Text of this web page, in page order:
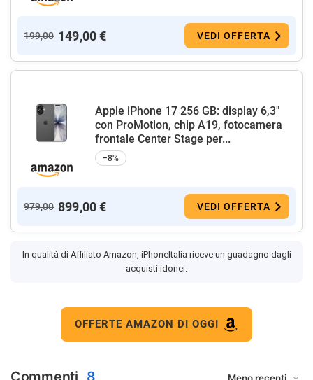
199,00 149,00 € VEDI OFFERTA
Apple iPhone 17 256 GB: display 6,3"
con ProMotion, chip A19, fotocamera
frontale Center Stage per...
−8%
979,00 899,00 € VEDI OFFERTA
In qualità di Affiliato Amazon, iPhoneItalia riceve un guadagno dagli
acquisti idonei.
OFFERTE AMAZON DI OGGI